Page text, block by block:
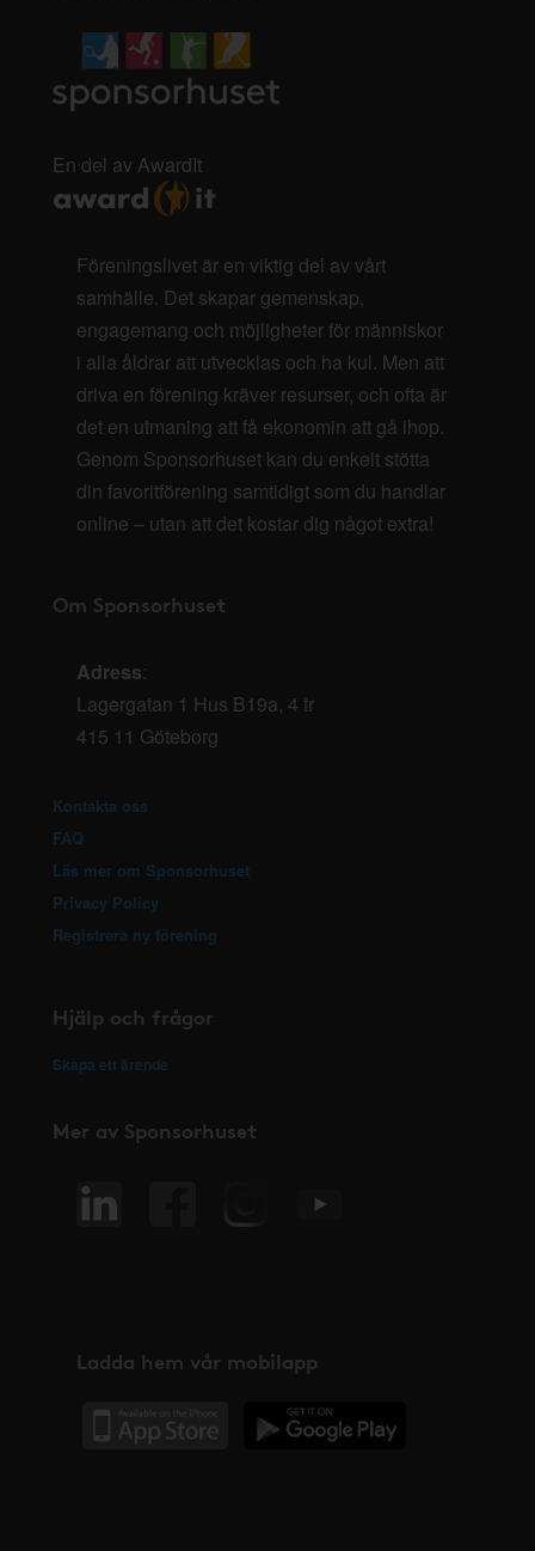
En del av AwardIt
Föreningslivet är en viktig del av vårt
samhälle. Det skapar gemenskap,
engagemang och möjligheter för människor
i alla åldrar att utvecklas och ha kul. Men att
driva en förening kräver resurser, och ofta är
det en utmaning att få ekonomin att gå ihop.
Genom Sponsorhuset kan du enkelt stötta
din favoritförening samtidigt som du handlar
online – utan att det kostar dig något extra!
Om Sponsorhuset
Adress:
Lagergatan 1 Hus B19a, 4 tr
415 11 Göteborg
Kontakta oss
FAQ
Läs mer om Sponsorhuset
Privacy Policy
Registrera ny förening
Hjälp och frågor
Skapa ett ärende
Mer av Sponsorhuset
Ladda hem vår mobilapp